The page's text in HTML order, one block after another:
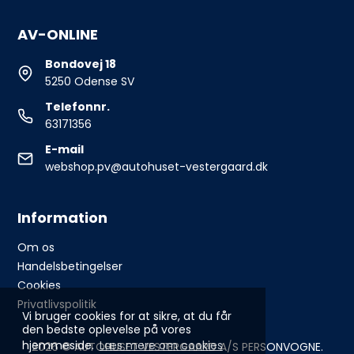
Vi bruger cookies for at sikre, at du får
den bedste oplevelse på vores
hjemmeside.Læs mere om cookies
AV-ONLINE
Bondovej 18
5250 Odense SV
Telefonnr.
63171356
E-mail
webshop.pv@autohuset-vestergaard.dk
Information
Om os
Handelsbetingelser
Cookies
Privatlivspolitik
2026 © AUTOHUSET VESTERGAARD A/S PERSONVOGNE.